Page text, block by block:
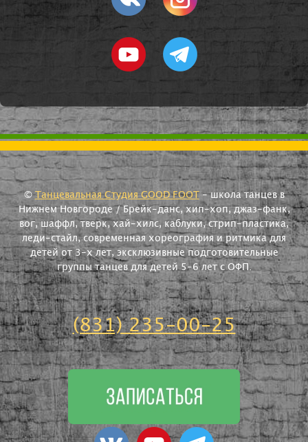
©Танцевальная Студия GOOD FOOT- школа танцев в
Нижнем Новгороде / Брейк-данс, хип-хоп, джаз-фанк,
вог, шаффл, тверк, хай-хилс, каблуки, стрип-пластика,
леди-стайл, современная хореография и ритмика для
детей от 3-х лет, эксклюзивные подготовительные
группы танцев для детей 5-6 лет с ОФП.
(831) 235-00-25